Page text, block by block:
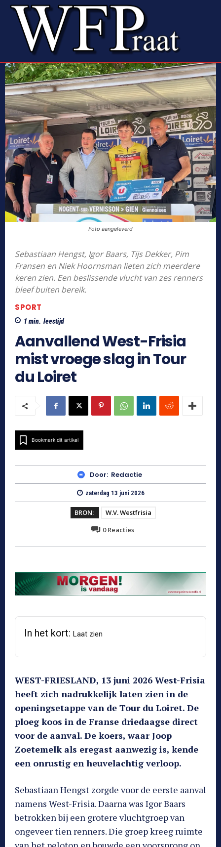
Foto aangeleverd
Sebastiaan Hengst, Igor Baars, Tijs Dekker, Pim
Fransen en Niek Hoornsman lieten zich meerdere
keren zien. Een beslissende vlucht van zes renners
bleef buiten bereik.
SPORT
1 min. leestijd
Aanvallend West-Frisia
mist vroege slag in Tour
du Loiret
Bookmark dit artikel
Door: Redactie
zaterdag 13 juni 2026
BRON:
W.v. Westfrisia
0Reacties
In het kort: Laat zien
WEST-FRIESLAND, 13 juni 2026 West-Frisia
heeft zich nadrukkelijk laten zien in de
openingsetappe van de Tour du Loiret. De
ploeg koos in de Franse driedaagse direct
voor de aanval. De koers, waar Joop
Zoetemelk als eregast aanwezig is, kende
een onrustig en heuvelachtig verloop.
Sebastiaan Hengst zorgde voor de eerste aanval
namens West-Frisia. Daarna was Igor Baars
betrokken bij een grotere vluchtgroep van
ongeveer tien renners. Die groep kreeg ruimte